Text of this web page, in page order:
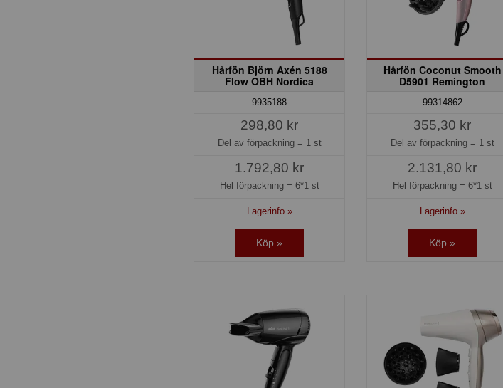
Hårfön Björn Axén 5188
Flow OBH Nordica
9935188
298,80 kr
Del av förpackning = 1 st
1.792,80 kr
Hel förpackning = 6*1 st
Lagerinfo »
Köp »
Hårfön Coconut Smooth
D5901 Remington
99314862
355,30 kr
Del av förpackning = 1 st
2.131,80 kr
Hel förpackning = 6*1 st
Lagerinfo »
Köp »